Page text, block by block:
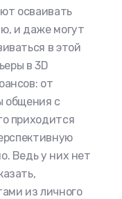
осваивать
и даже могут
в этой
в 3D
от
общения с
приходится
Ведь у них нет
из личного